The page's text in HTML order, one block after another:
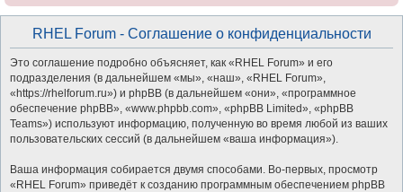
RHEL Forum - Соглашение о конфиденциальности
Это соглашение подробно объясняет, как «RHEL Forum» и его
подразделения (в дальнейшем «мы», «наш», «RHEL Forum»,
«https://rhelforum.ru») и phpBB (в дальнейшем «они», «программное
обеспечение phpBB», «www.phpbb.com», «phpBB Limited», «phpBB
Teams») используют информацию, полученную во время любой из ваших
пользовательских сессий (в дальнейшем «ваша информация»).
Ваша информация собирается двумя способами. Во-первых, просмотр
«RHEL Forum» приведёт к созданию программным обеспечением phpBB